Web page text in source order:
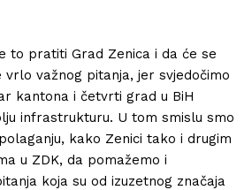
to pratiti Grad Zenica i da će se
vrlo važnog pitanja, jer svjedočimo
kantona i četvrti grad u BiH
infrastrukturu. U tom smislu smo
kako Zenici tako i drugim
u ZDK, da pomažemo i
koja su od izuzetnog značaja